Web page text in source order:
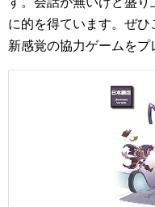
に的を得ています。ぜひ
新感覚の協力ゲームをプ